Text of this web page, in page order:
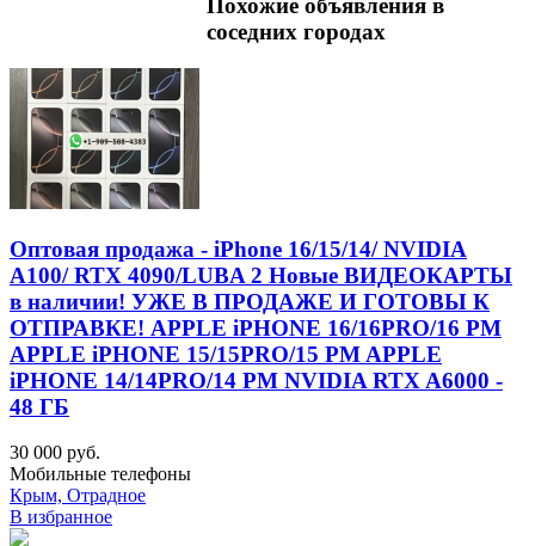
Похожие объявления в
соседних городах
Оптовая продажа - iPhone 16/15/14/ NVIDIA
A100/ RTX 4090/LUBA 2 Новые ВИДЕОКАРТЫ
в наличии! УЖЕ В ПРОДАЖЕ И ГОТОВЫ К
ОТПРАВКЕ! APPLE iPHONE 16/16PRO/16 PM
APPLE iPHONE 15/15PRO/15 PM APPLE
iPHONE 14/14PRO/14 PM NVIDIA RTX A6000 -
48 ГБ
30 000 руб.
Мобильные телефоны
Крым, Отрадное
В избранное